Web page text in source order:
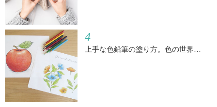
4
上手な色鉛筆の塗り方。色の世界…